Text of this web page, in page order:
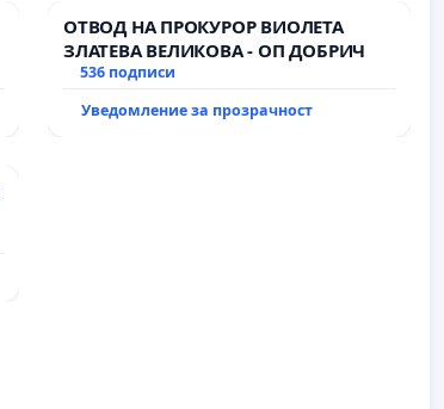
ОТВОД НА ПРОКУРОР ВИОЛЕТА
ЗЛАТЕВА ВЕЛИКОВА - ОП ДОБРИЧ
536 подписи
Уведомление за прозрачност